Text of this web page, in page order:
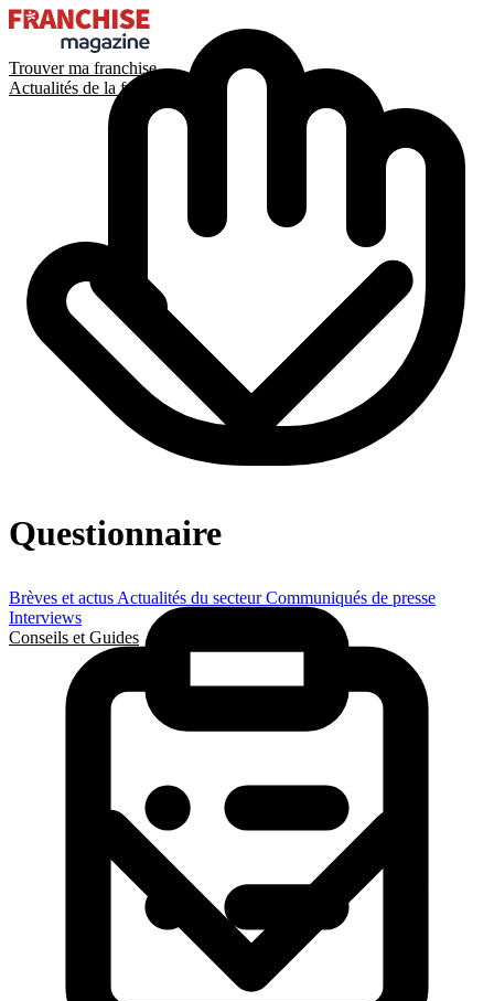
Trouver ma franchise
Actualités de la franchise
Brèves et actus Actualités du secteurCommuniqués de presse
Interviews
Conseils et Guides
Questionnaire